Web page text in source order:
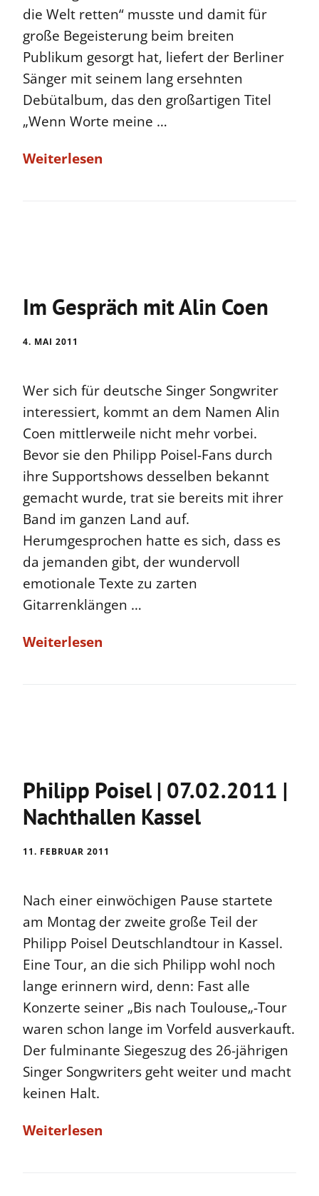
die Welt retten“ musste und damit für
große Begeisterung beim breiten
Publikum gesorgt hat, liefert der Berliner
Sänger mit seinem lang ersehnten
Debütalbum, das den großartigen Titel
„Wenn Worte meine …
Weiterlesen
Im Gespräch mit Alin Coen
4. MAI 2011
Wer sich für deutsche Singer Songwriter
interessiert, kommt an dem Namen Alin
Coen mittlerweile nicht mehr vorbei.
Bevor sie den Philipp Poisel-Fans durch
ihre Supportshows desselben bekannt
gemacht wurde, trat sie bereits mit ihrer
Band im ganzen Land auf.
Herumgesprochen hatte es sich, dass es
da jemanden gibt, der wundervoll
emotionale Texte zu zarten
Gitarrenklängen …
Weiterlesen
Philipp Poisel | 07.02.2011 |
Nachthallen Kassel
11. FEBRUAR 2011
Nach einer einwöchigen Pause startete
am Montag der zweite große Teil der
Philipp Poisel Deutschlandtour in Kassel.
Eine Tour, an die sich Philipp wohl noch
lange erinnern wird, denn: Fast alle
Konzerte seiner „Bis nach Toulouse„-Tour
waren schon lange im Vorfeld ausverkauft.
Der fulminante Siegeszug des 26-jährigen
Singer Songwriters geht weiter und macht
keinen Halt.
Weiterlesen